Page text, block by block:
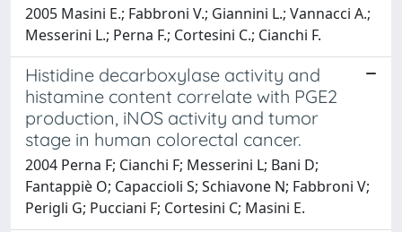
2005 Masini E.; Fabbroni V.; Giannini L.; Vannacci A.;
Messerini L.; Perna F.; Cortesini C.; Cianchi F.
Histidine decarboxylase activity and
histamine content correlate with PGE2
production, iNOS activity and tumor
stage in human colorectal cancer.
2004 Perna F; Cianchi F; Messerini L; Bani D;
Fantappiè O; Capaccioli S; Schiavone N; Fabbroni V;
Perigli G; Pucciani F; Cortesini C; Masini E.